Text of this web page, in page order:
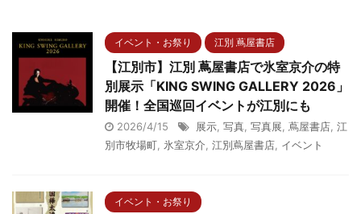
イベント・お祭り 江別 蔦屋書店
【江別市】江別 蔦屋書店で氷室京介の特
別展示「KING SWING GALLERY 2026」
開催！全国巡回イベントが江別にも
2026/4/15 展示, 写真, 写真展, 蔦屋書店, 江
別市牧場町, 氷室京介, 江別蔦屋書店, イベント
イベント・お祭り